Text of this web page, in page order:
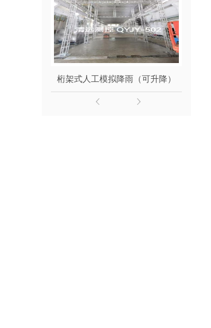
桁架式人工模拟降雨（可升降）